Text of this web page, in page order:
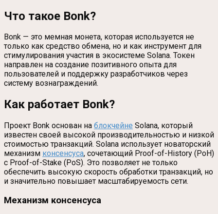
Что такое Bonk?
Bonk — это мемная монета, которая используется не
только как средство обмена, но и как инструмент для
стимулирования участия в экосистеме Solana. Токен
направлен на создание позитивного опыта для
пользователей и поддержку разработчиков через
систему вознаграждений.
Как работает Bonk?
Проект Bonk основан на блокчейне Solana, который
известен своей высокой производительностью и низкой
стоимостью транзакций. Solana использует новаторский
механизм консенсуса, сочетающий Proof-of-History (PoH)
с Proof-of-Stake (PoS). Это позволяет не только
обеспечить высокую скорость обработки транзакций, но
и значительно повышает масштабируемость сети.
Механизм консенсуса